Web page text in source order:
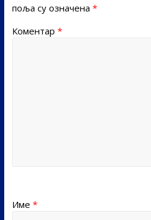
поља су означена *
Коментар *
Име *